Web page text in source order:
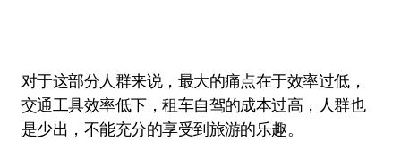
对于这部分人群来说，最大的痛点在于效率过低，
交通工具效率低下，租车自驾的成本过高，人群也
是少出，不能充分的享受到旅游的乐趣。